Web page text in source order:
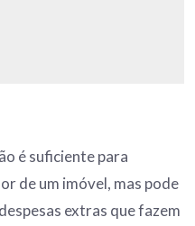
é suficiente para
de um imóvel, mas pode
extras que fazem